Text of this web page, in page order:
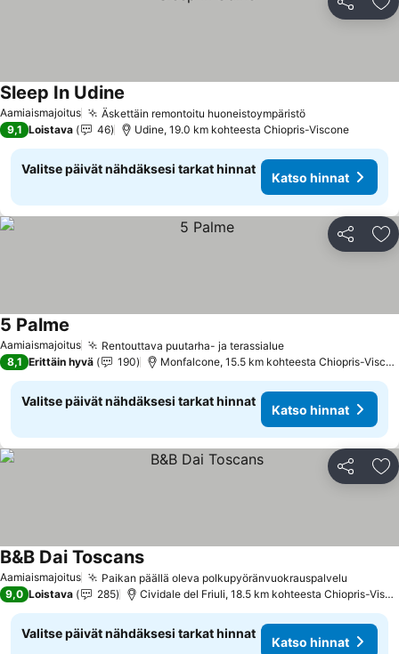
Jaa
Aamiaismajoitus Äskettäin remontoitu huoneistoympäristö
Sleep In Udine
9,1 Loistava 46 Udine, 19.0 km kohteesta Chiopris-Viscone
Valitse päivät nähdäksesi tarkat hinnat
Katso hinnat
Jaa
Aamiaismajoitus Rentouttava puutarha- ja terassialue
5 Palme
8,1 Erittäin hyvä 190 Monfalcone, 15.5 km kohteesta Chiopris-Viscone
Valitse päivät nähdäksesi tarkat hinnat
Katso hinnat
Jaa
Aamiaismajoitus Paikan päällä oleva polkupyöränvuokrauspalvelu
B&B Dai Toscans
9,0 Loistava 285 Cividale del Friuli, 18.5 km kohteesta Chiopris-Viscone
Valitse päivät nähdäksesi tarkat hinnat
Katso hinnat